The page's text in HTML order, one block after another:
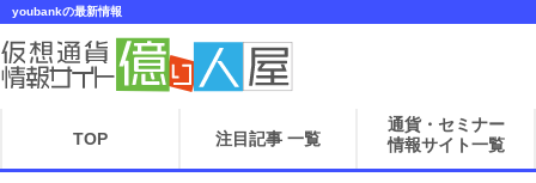
youbankの最新情報
TOP 注目記事 一覧
通貨・セミナー
情報サイト一覧